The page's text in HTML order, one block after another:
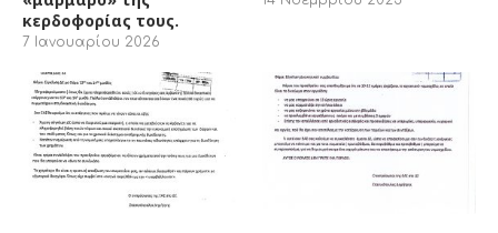
Για δικαστικές
διεκδικήσεις
11 Νοεμβρίου 2025
Θέμα: Σύγκλιση
Διοικητικού συμβουλίου